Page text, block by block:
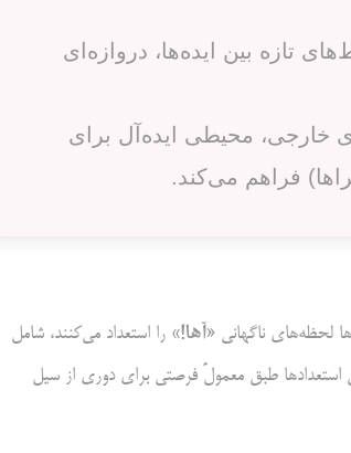
تازه بین ایده‌ها، دروازه‌ای
خارجی، محیطی ایده‌آل برای
فراهم می‌کند.
لحظه‌های ناگهانی «آها!» را استعداد می‌کنند، شامل
استعداد‌ها طبق معمولً فرصتی برای دوری از سیل